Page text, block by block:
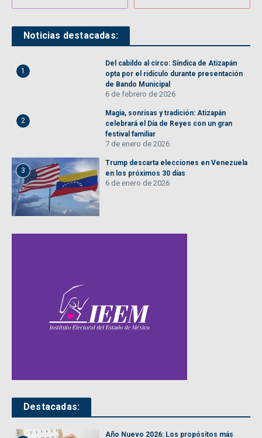
Noticias destacadas:
1
Del cabildo al circo: Síndica de Atizapán
opta por el ridículo durante presentación
de Bando Municipal
6 de febrero de 2026
2
Magia, sonrisas y tradición: Atizapán
celebrará el Día de Reyes con un gran
festival familiar
7 de enero de 2026
3
Trump descarta elecciones en Venezuela
en los próximos 30 días
6 de enero de 2026
Destacadas:
Año Nuevo 2026: Los propósitos más